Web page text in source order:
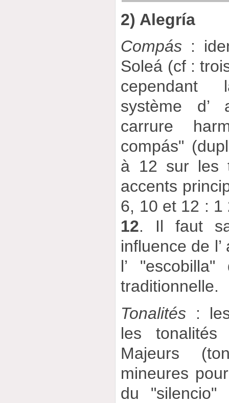
2) Alegría
Compás :
Soleá (cf :
cependant
système d’
carrure
compás"
à 12 sur les
accents
6, 10 et 12 :
12. Il faut
influence de
l’
traditionnelle.
Tonalités :
les
Majeurs
mineures
du "silencio"